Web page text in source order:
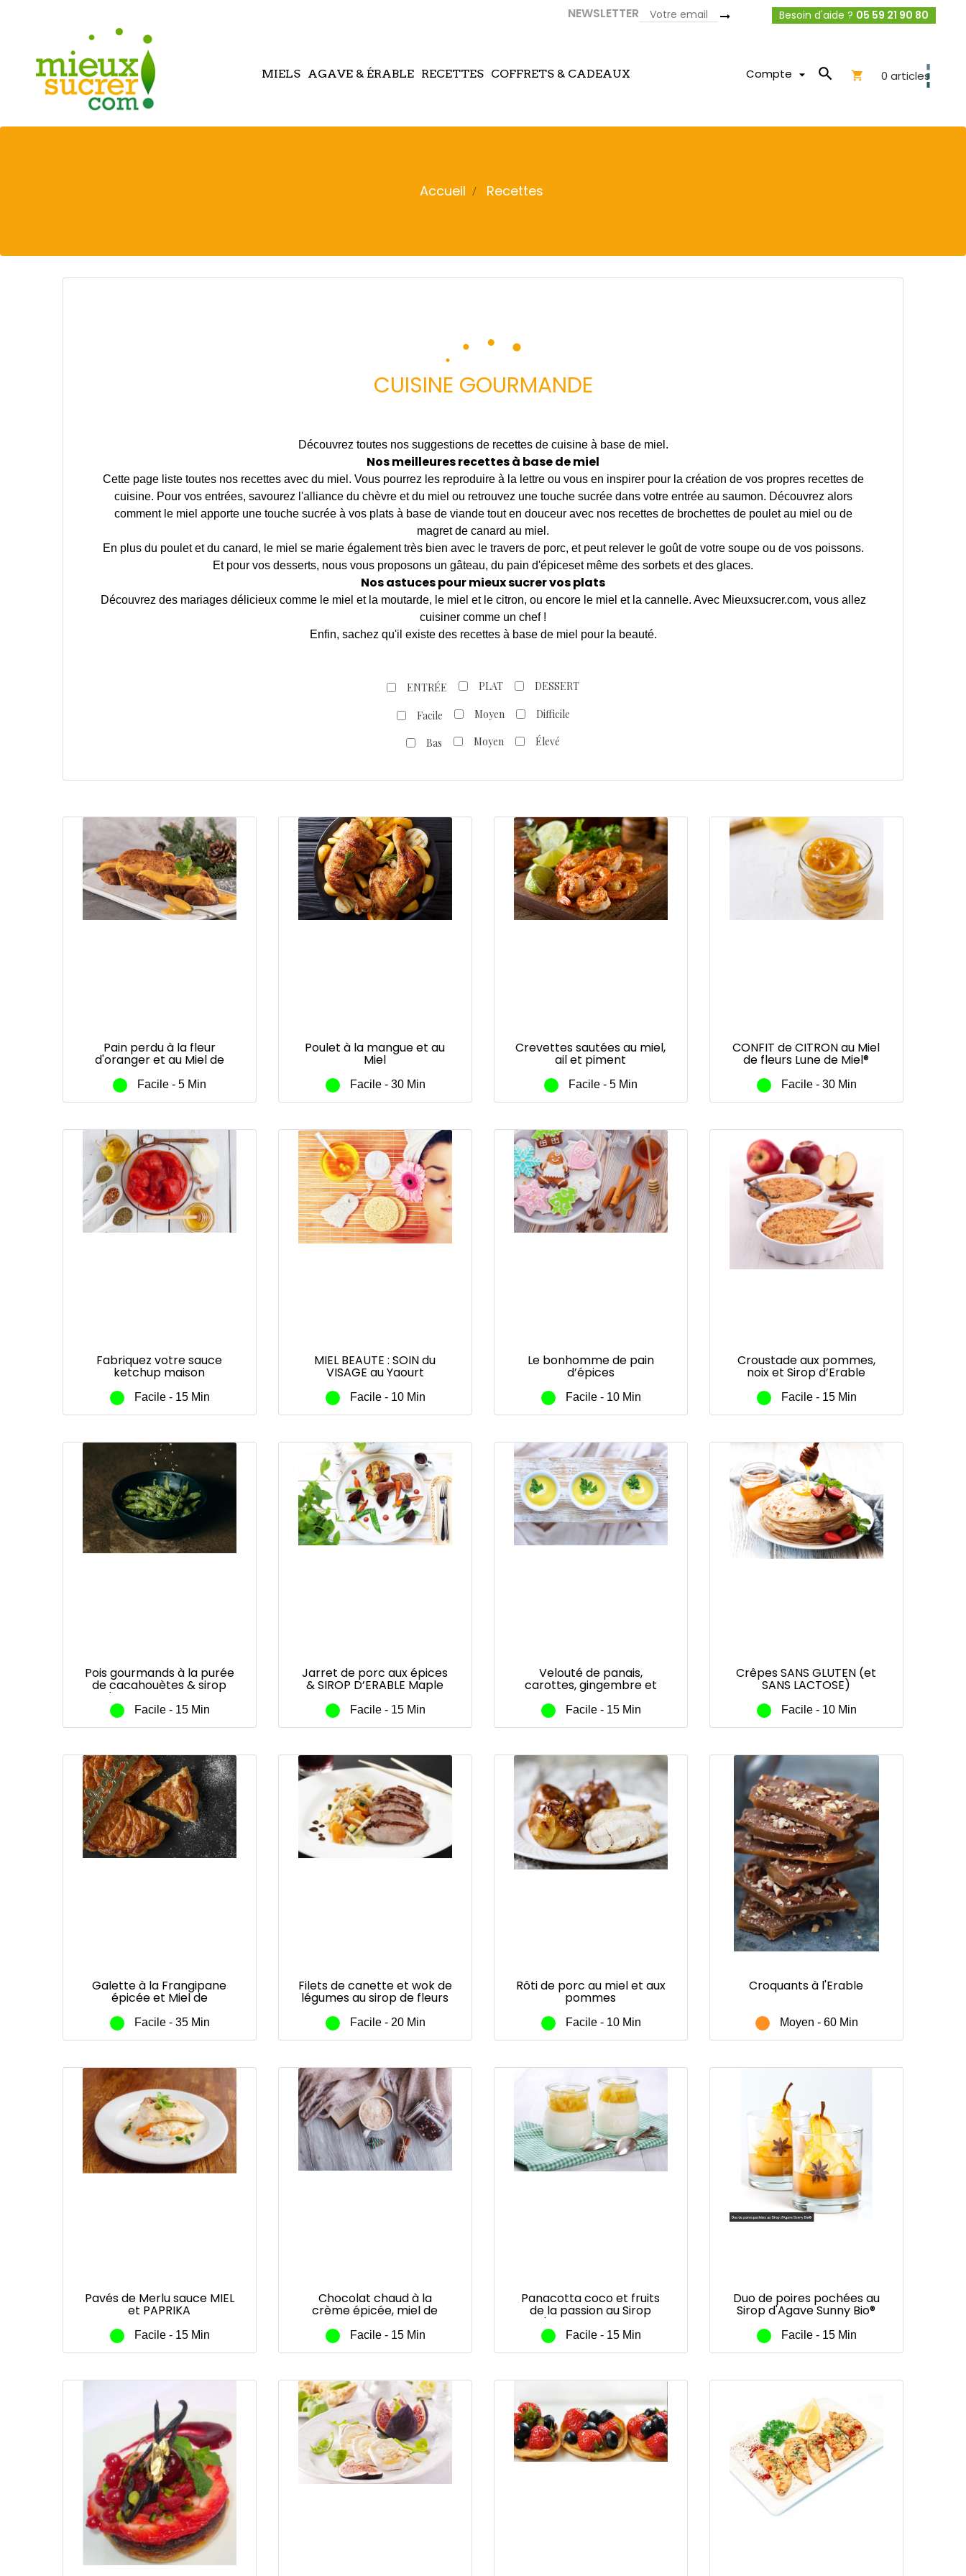
NEWSLETTER Besoin d'aide ? 05 59 21 90 80
MIELS AGAVE & ÉRABLE RECETTES COFFRETS & CADEAUX  0 articles

Compte 
Accueil Recettes
CUISINE GOURMANDE
Découvrez toutes nos suggestions de recettes de cuisine à base de miel.
Nos meilleures recettes à base de miel
Cette page liste toutes nos recettes avec du miel. Vous pourrez les reproduire à la lettre ou vous en inspirer pour la création de vos propres recettes de
cuisine. Pour vos entrées, savourez l'alliance du chèvre et du miel ou retrouvez une touche sucrée dans votre entrée au saumon. Découvrez alors
comment le miel apporte une touche sucrée à vos plats à base de viande tout en douceur avec nos recettes de brochettes de poulet au miel ou de
magret de canard au miel.
En plus du poulet et du canard, le miel se marie également très bien avec le travers de porc, et peut relever le goût de votre soupe ou de vos poissons.
Et pour vos desserts, nous vous proposons un gâteau, du pain d'épiceset même des sorbets et des glaces.
Nos astuces pour mieux sucrer vos plats
Découvrez des mariages délicieux comme le miel et la moutarde, le miel et le citron, ou encore le miel et la cannelle. Avec Mieuxsucrer.com, vous allez
cuisiner comme un chef !
Enfin, sachez qu'il existe des recettes à base de miel pour la beauté.
ENTRÉE PLAT DESSERT
Facile Moyen Difficile
Bas Moyen Élevé
Pain perdu à la fleur
d'oranger et au Miel de
fleurs BIO
Facile - 5 Min
Poulet à la mangue et au
Miel
Facile - 30 Min
Crevettes sautées au miel,
ail et piment
Facile - 5 Min
CONFIT de CITRON au Miel
de fleurs Lune de Miel®
Facile - 30 Min
Fabriquez votre sauce
ketchup maison
Facile - 15 Min
MIEL BEAUTE : SOIN du
VISAGE au Yaourt
Miel de fleurs ou Miel et
propolis de Lune de Miel®
Facile - 10 Min
Le bonhomme de pain
d’épices
Facile - 10 Min
Croustade aux pommes,
noix et Sirop d’Erable
Maple Joe®,
Facile - 15 Min
Pois gourmands à la purée
de cacahouètes & sirop
d'arable Maple Joe®
Facile - 15 Min
Jarret de porc aux épices
& SIROP D’ERABLE Maple
Facile - 15 Min
Velouté de panais,
carottes, gingembre et
poires au SIROP D’ERABLE
Maple Joe®
Facile - 15 Min
Crêpes SANS GLUTEN (et
SANS LACTOSE)
Facile - 10 Min
Galette à la Frangipane
épicée et Miel de
Facile - 35 Min
Filets de canette et wok de
légumes au sirop de fleurs
de coco Sunny Life® et
curry
Facile - 20 Min
Rôti de porc au miel et aux
pommes
Facile - 10 Min
Croquants à l'Erable
Moyen - 60 Min
Pavés de Merlu sauce MIEL
et PAPRIKA
Facile - 15 Min
Chocolat chaud à la
crème épicée, miel de
Châtaignier de France La
Ruche aux Délices®
Facile - 15 Min
Panacotta coco et fruits
de la passion au Sirop
d'Agave Sunny Bio®
Facile - 15 Min
Duo de poires pochées au
Sirop d'Agave Sunny Bio®
Facile - 15 Min